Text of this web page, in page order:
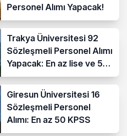
Personel Alımı Yapacak!
Trakya Üniversitesi 92
Sözleşmeli Personel Alımı
Yapacak: En az lise ve 50
KPSS İle
Giresun Üniversitesi 16
Sözleşmeli Personel
Alımı: En az 50 KPSS